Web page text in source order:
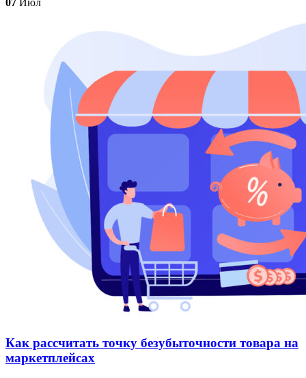
Как рассчитать точку безубыточности товара на
маркетплейсах